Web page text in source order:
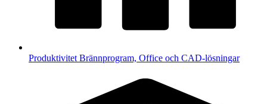
Produktivitet Brännprogram, Office och CAD-lösningar